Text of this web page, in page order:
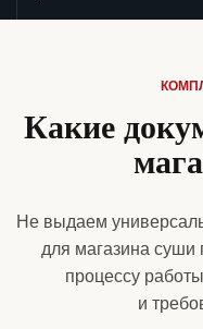
Какие
Не выдаем
для магазина суши
процессу
и